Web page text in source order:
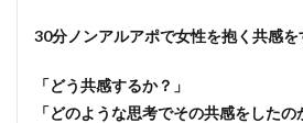
30分ノンアルアポで女性を抱く共感
「どう共感するか？」
「どのような思考でその共感をしたの